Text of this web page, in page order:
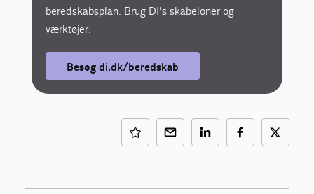
beredskabsplan. Brug DI's skabeloner og
værktøjer.
Besøg di.dk/beredskab